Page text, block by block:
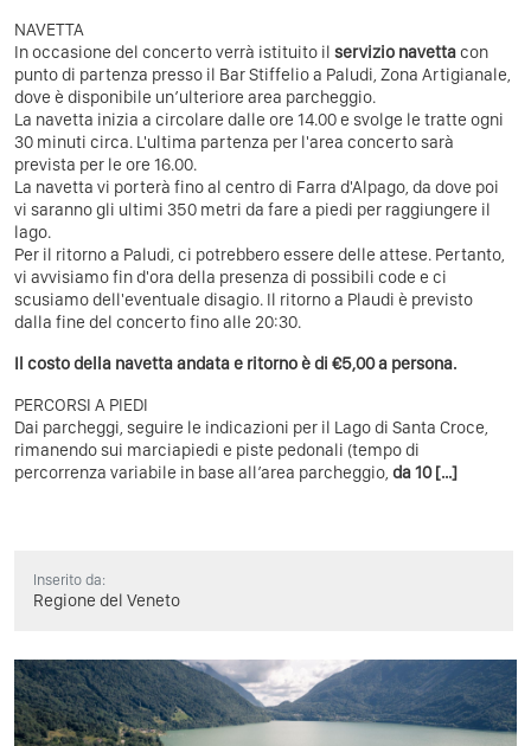
NAVETTA
In occasione del concerto verrà istituito il servizio navettacon
punto di partenza presso il Bar Stiffelio a Paludi, Zona Artigianale,
dove è disponibile un’ulteriore area parcheggio.
La navetta inizia a circolare dalle ore 14.00 e svolge le tratte ogni
30 minuti circa. L'ultima partenza per l'area concerto sarà
prevista per le ore 16.00.
La navetta vi porterà fino al centro di Farra d'Alpago, da dove poi
vi saranno gli ultimi 350 metri da fare a piedi per raggiungere il
lago.
Per il ritorno a Paludi, ci potrebbero essere delle attese. Pertanto,
vi avvisiamo fin d'ora della presenza di possibili code e ci
scusiamo dell'eventuale disagio. Il ritorno a Plaudi è previsto
dalla fine del concerto fino alle 20:30.
Il costo della navetta andata e ritorno è di €5,00 a persona.
PERCORSI A PIEDI
Dai parcheggi, seguire le indicazioni per il Lago di Santa Croce,
rimanendo sui marciapiedi e piste pedonali (tempo di
percorrenza variabile in base all’area parcheggio, da 10 [...]
Inserito da:
Regione del Veneto